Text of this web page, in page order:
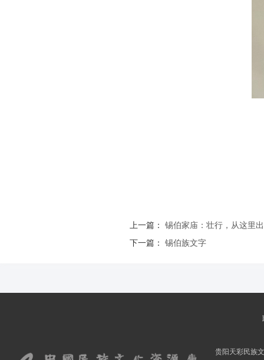
上一篇： 锡伯家庙：壮行，从这里
下一篇： 锡伯族文字
贵阳天彩民族